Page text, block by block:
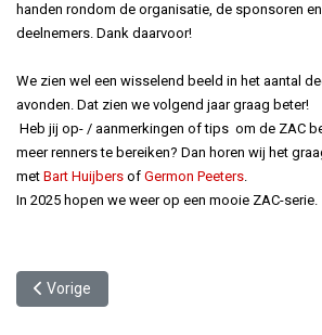
handen rondom de organisatie, de sponsoren
deelnemers. Dank daarvoor!
We zien wel een wisselend beeld in het aantal
avonden. Dat zien we volgend jaar graag beter!
Heb jij op- / aanmerkingen of tips om de ZAC
meer renners te bereiken? Dan horen wij het
met Bart Huijbers of Germon Peeters.
In 2025 hopen we weer op een mooie ZAC-serie.
Vorig artikel: Pleun wint Trofeo 't Brakkie!
Vorige